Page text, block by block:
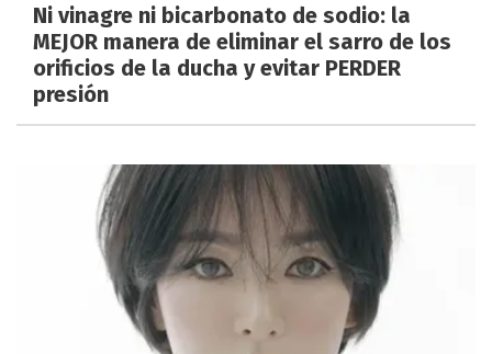
Ni vinagre ni bicarbonato de sodio: la
MEJOR manera de eliminar el sarro de los
orificios de la ducha y evitar PERDER
presión